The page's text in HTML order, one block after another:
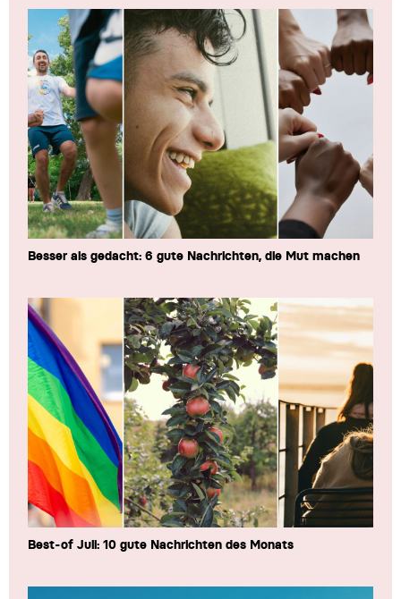
Besser als gedacht: 6 gute Nachrichten, die Mut machen
Best-of Juli: 10 gute Nachrichten des Monats